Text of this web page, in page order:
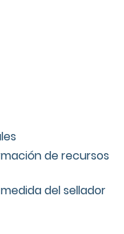
de recursos
del sellador